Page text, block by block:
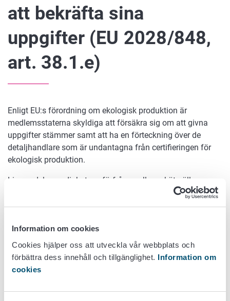
Information om cookies
Cookies hjälper oss att utveckla vår webbplats och
förbättra dess innehåll och tillgänglighet. Information om
cookies
att bekräfta sina
uppgifter (EU 2028/848,
art. 38.1.e)
Enligt EU:s förordning om ekologisk produktion är
medlemsstaterna skyldiga att försäkra sig om att givna
uppgifter stämmer samt att ha en förteckning över de
detaljhandlare som är undantagna från certifieringen för
ekologisk produktion.
Livsmedelsmyndighetens förfrågan eller enkät gäller
verifiering av årsomsättningen av oförpackade ekologiska
livsmedel hos de butiker som omfattas av skyldigheten att
skyldigheten till ekologisk certifiering (EU 2028/848, art.
38.1.e).
Detaljhandlare med en årlig omsättning av oförpackade
ekologiska livsmedel som ligger under 20 000 euro per år